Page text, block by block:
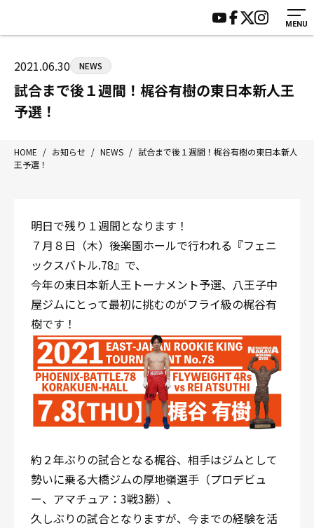
MENU
〒192-0072 東京都八王子市南町3-8 第2原嶋ビル1F
Tel/Fax：042-622-7222
営業時間：月〜土 14:00〜22:00 / 日・祝 14:00〜19:00
HOME
ジムについて
トレーニング
入会案内
施設紹介
会員様の声
サポーター募集
2021.06.30 NEWS
試合まで後１週間！梶谷有樹の東日本新人王
予選！
HOME / お知らせ / NEWS / 試合まで後１週間！梶谷有樹の東日本新人
王予選！
明日で残り１週間となります！
７月８日（木）後楽園ホールで行われる『フェニ
ックスバトル.78』で、
今年の東日本新人王トーナメント予選、八王子中
屋ジムにとって最初に挑むのがフライ級の梶谷有
樹です！
約２年ぶりの試合となる梶谷、相手はジムとして
勢いに乗る大橋ジムの厚地嶺選手（プロデビュ
ー、アマチュア：3戦3勝）、
久しぶりの試合となりますが、今までの経験を活